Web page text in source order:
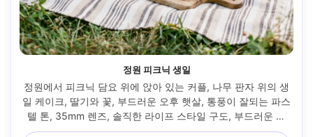
정원 피크닉 생일
정원에서 피크닉 담요 위에 앉아 있는 커플, 나무 판자 위의 생
일 케이크, 딸기와 꽃, 부드러운 오후 햇살, 통풍이 잘되는 파스
텔 톤, 35mm 렌즈, 솔직한 라이프 스타일 구도, 부드러운 바
람, 자연스러운 미소, 사실적인 피부 모공과 원단 질감 --ar